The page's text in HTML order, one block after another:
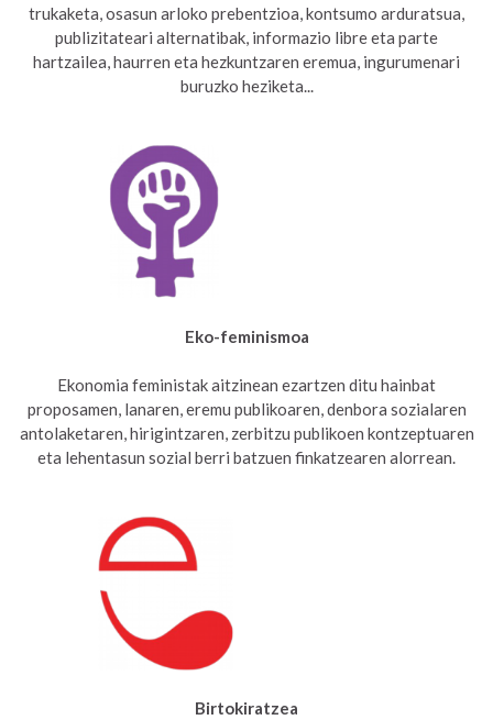
trukaketa, osasun arloko prebentzioa, kontsumo arduratsua,
publizitateari alternatibak, informazio libre eta parte
hartzailea, haurren eta hezkuntzaren eremua, ingurumenari
buruzko heziketa...
Eko-feminismoa
Ekonomia feministak aitzinean ezartzen ditu hainbat
proposamen, lanaren, eremu publikoaren, denbora sozialaren
antolaketaren, hirigintzaren, zerbitzu publikoen kontzeptuaren
eta lehentasun sozial berri batzuen finkatzearen alorrean.
Birtokiratzea